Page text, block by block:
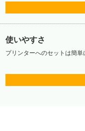
使いやすさ
プリンターへのセットは簡単